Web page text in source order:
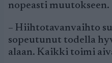
nopeasti muutokseen.
– Hiihtotavanvaihto
sopeutunut todella
alaan. Kaikki toimi